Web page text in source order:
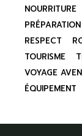
NOURRITURE
PRÉPARATION
RESPECT
TOURISME
VOYAGE
ÉQUIPEMENT